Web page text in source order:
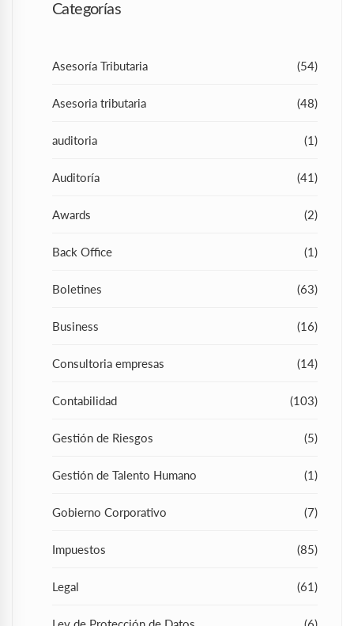
Categorías
Asesoría Tributaria (54)
Asesoria tributaria (48)
auditoria (1)
Auditoría (41)
Awards (2)
Back Office (1)
Boletines (63)
Business (16)
Consultoria empresas (14)
Contabilidad (103)
Gestión de Riesgos (5)
Gestión de Talento Humano (1)
Gobierno Corporativo (7)
Impuestos (85)
Legal (61)